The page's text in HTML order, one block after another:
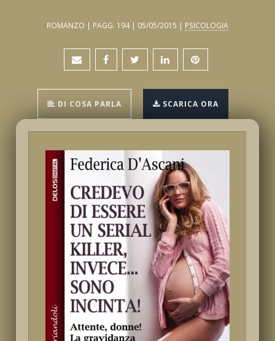
ROMANZO | PAGG. 194 | 05/05/2015 | PSICOLOGIA
DI COSA PARLA SCARICA ORA